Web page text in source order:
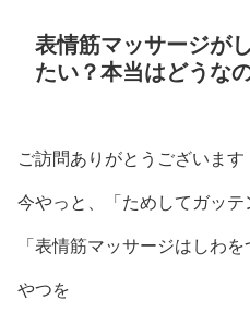
表情筋マッサージが
たい？本当はどうな
ご訪問ありがとうございます
今やっと、「ためしてガッテ
「表情筋マッサージはしわ
やつを